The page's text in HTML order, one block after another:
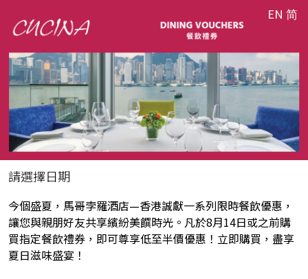
EN 简
請選擇日期
今個盛夏，馬哥孛羅酒店—香港誠獻一系列限時餐飲優惠，
讓您與親朋好友共享繽紛美饌時光。凡於8月14日或之前購
買指定餐飲禮券，即可尊享低至半價優惠！立即購買，盡享
夏日滋味盛宴！